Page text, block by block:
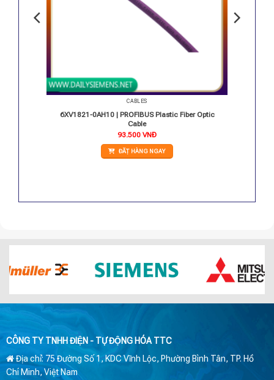
CABLES
6XV1821-0AH10 | PROFIBUS Plastic Fiber Optic
Cable
93.500 VNĐ
ĐẶT HÀNG NGAY
CÔNG TY TNHH ĐIỆN - TỰ ĐỘNG HÓA TTC
Địa chỉ: 75 Đường Số 1, KDC Vĩnh Lộc, Phường Bình Tân, TP. Hồ
Chí Minh, Việt Nam